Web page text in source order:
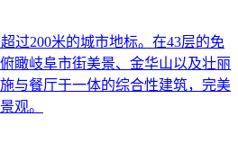
过200米的城市地标。在43层的免
瞰岐阜市街美景、金华山以及壮丽
与餐厅于一体的综合性建筑，完美
观。